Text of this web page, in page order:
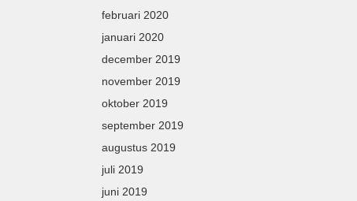
februari 2020
januari 2020
december 2019
november 2019
oktober 2019
september 2019
augustus 2019
juli 2019
juni 2019